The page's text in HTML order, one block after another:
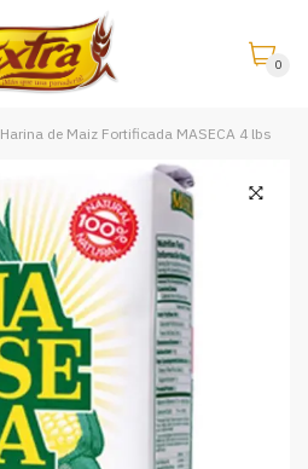
0
Harina de Maiz Fortificada MASECA 4 lbs